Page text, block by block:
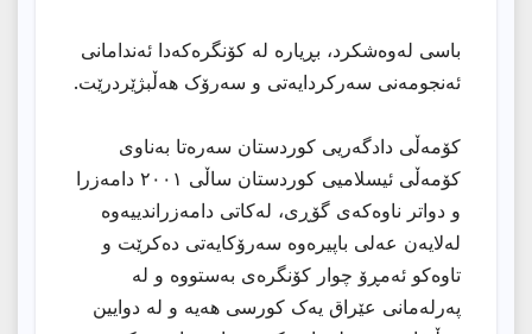
باسی لەوەشکرد، بڕیارە لە کۆنگرەکەدا ئەندامانی
ئەنجومەنی سەرکردایەتی و سەرۆک هەڵبژێردرێت.
کۆمەڵی دادگەریی کوردستان سەرەتا بەناوی
کۆمەڵی ئیسلامیی کوردستان ساڵی ٢٠٠١ دامەزرا
و دواتر ناوەکەی گۆڕی، لەکاتی دامەزراندییەوە
لەلایەن عەلی باپیرەوە سەرۆکایەتی دەکرێت و
تاوەکو ئەمڕۆ چوار کۆنگرەی بەستووە و لە
پەرلەمانی عێراق یەک کورسی هەیە و لە دوایین